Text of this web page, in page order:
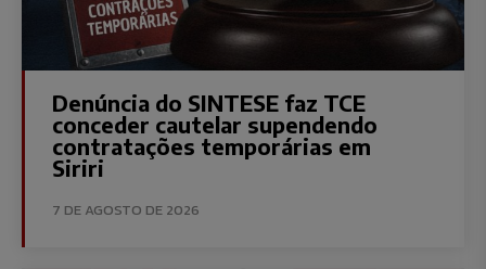
Denúncia do SINTESE faz TCE
conceder cautelar supendendo
contratações temporárias em
Siriri
7 DE AGOSTO DE 2026